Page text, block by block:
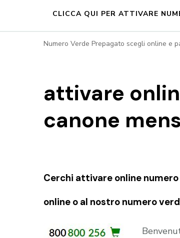
CLICCA QUI PER ATTIVARE
Numero Verde Prepagato scegli online e
attivare
canone
Cerchi attivare online
online o al nostro numero